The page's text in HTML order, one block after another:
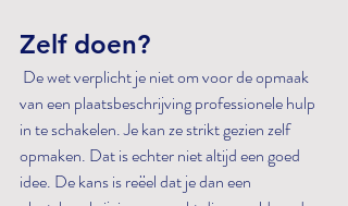
Zelf doen?
van een plaatsbeschrijving professionele hulp
in te schakelen. Je kan ze strikt gezien zelf
opmaken. Dat is echter niet altijd een goed
idee. De kans is reëel dat je dan een